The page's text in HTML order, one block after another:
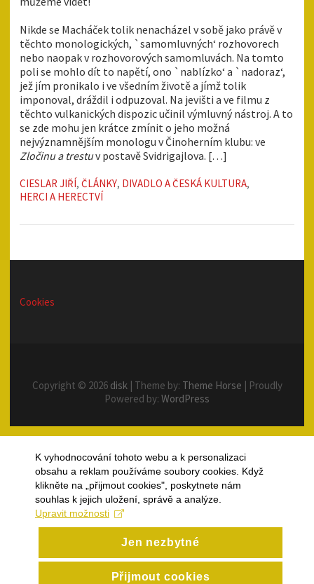
Nikde se Macháček tolik nenacházel v sobě jako právě v
těchto monologických, `samomluvných‘ rozhovorech
nebo naopak v rozhovorových samomluvách. Na tomto
poli se mohlo dít to napětí, ono `nablízko‘ a `nadoraz‘,
jež jím pronikalo i ve všedním životě a jímž tolik
imponoval, dráždil i odpuzoval. Na jevišti a ve filmu z
těchto vulkanických dispozic učinil výmluvný nástroj. A to
se zde mohu jen krátce zmínit o jeho možná
nejvýznamnějším monologu v Činoherním klubu: ve
Zločinu a trestuv postavě Svidrigajlova. […]
CIESLAR JIŘÍ, ČLÁNKY, DIVADLO A ČESKÁ KULTURA,
HERCI A HERECTVÍ
Cookies
Copyright © 2026 disk| Theme by: Theme Horse | Proudly
Powered by: WordPress
K vyhodnocování tohoto webu a k personalizaci
obsahu a reklam používáme soubory cookies. Když
klikněte na „přijmout cookies", poskytnete nám
souhlas k jejich uložení, správě a analýze.
Upravit možnosti
Jen nezbytné
Přijmout cookies